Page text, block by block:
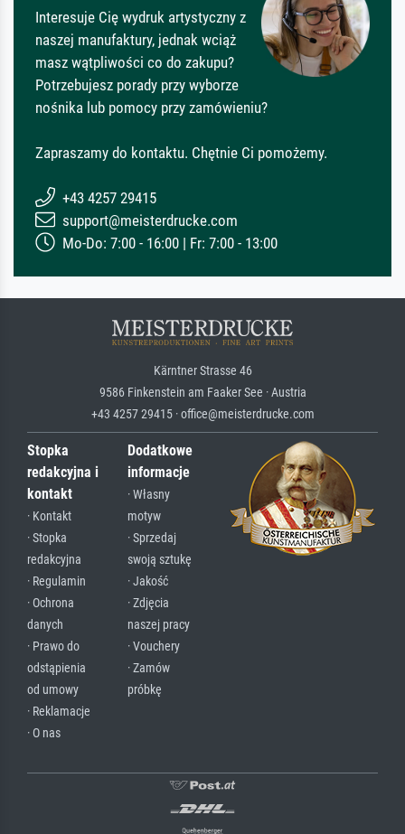
Interesuje Cię wydruk artystyczny z
naszej manufaktury, jednak wciąż
masz wątpliwości co do zakupu?
Potrzebujesz porady przy wyborze
nośnika lub pomocy przy zamówieniu?
Zapraszamy do kontaktu. Chętnie Ci pomożemy.
+43 4257 29415
support@meisterdrucke.com
Mo-Do: 7:00 - 16:00 | Fr: 7:00 - 13:00
Kärntner Strasse 46
9586 Finkenstein am Faaker See · Austria
+43 4257 29415 · office@meisterdrucke.com
Stopka
redakcyjna i
kontakt
· Kontakt
· Stopka
redakcyjna
· Regulamin
· Ochrona
danych
· Prawo do
odstąpienia
od umowy
· Reklamacje
· O nas
Dodatkowe
informacje
· Własny
motyw
· Sprzedaj
swoją sztukę
· Jakość
· Zdjęcia
naszej pracy
· Vouchery
· Zamów
próbkę